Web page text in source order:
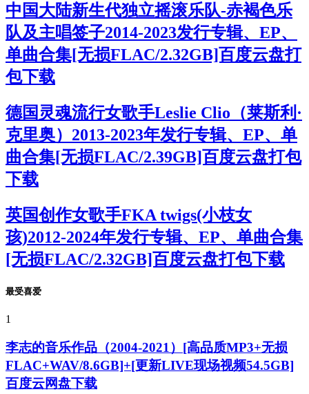
中国大陆新生代独立摇滚乐队-赤褐色乐
队及主唱签子2014-2023发行专辑、EP、
单曲合集[无损FLAC/2.32GB]百度云盘打
包下载
德国灵魂流行女歌手Leslie Clio（莱斯利·
克里奥）2013-2023年发行专辑、EP、单
曲合集[无损FLAC/2.39GB]百度云盘打包
下载
英国创作女歌手FKA twigs(小枝女
孩)2012-2024年发行专辑、EP、单曲合集
[无损FLAC/2.32GB]百度云盘打包下载
最受喜爱
1
李志的音乐作品（2004-2021）[高品质MP3+无损
FLAC+WAV/8.6GB]+[更新LIVE现场视频54.5GB]
百度云网盘下载